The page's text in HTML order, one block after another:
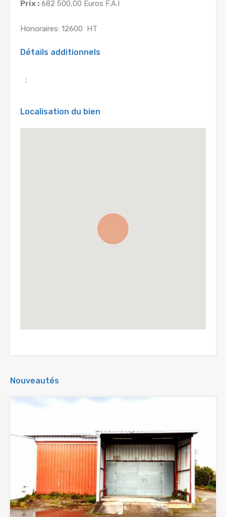
Prix : 682 500,00 Euros F.A.I
Honoraires: 12600  HT
Détails additionnels
:
Localisation du bien
Nouveautés